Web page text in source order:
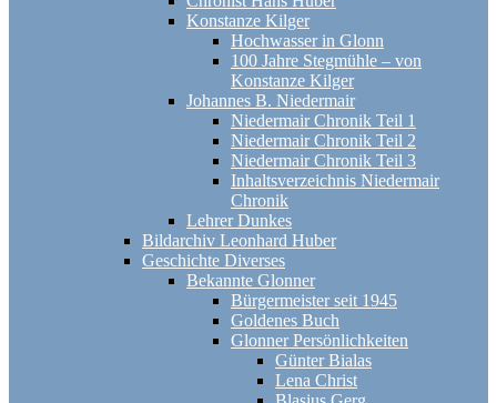
Konstanze Kilger
Hochwasser in Glonn
100 Jahre Stegmühle – von
Konstanze Kilger
Johannes B. Niedermair
Niedermair Chronik Teil 1
Niedermair Chronik Teil 2
Niedermair Chronik Teil 3
Inhaltsverzeichnis Niedermair
Chronik
Lehrer Dunkes
Bildarchiv Leonhard Huber
Geschichte Diverses
Bekannte Glonner
Bürgermeister seit 1945
Goldenes Buch
Glonner Persönlichkeiten
Günter Bialas
Lena Christ